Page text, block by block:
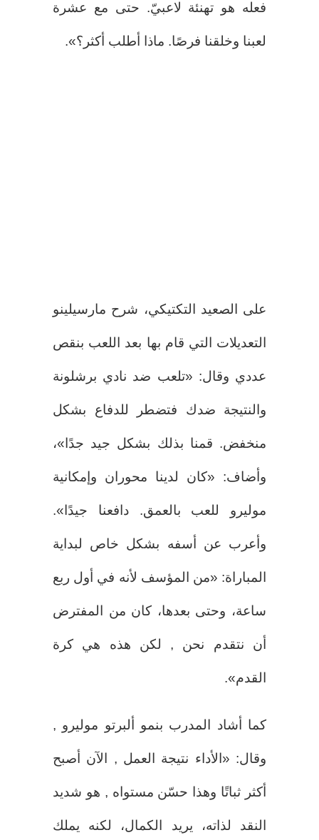
فعله هو تهنئة لاعبيّ. حتى مع عشرة
لعبنا وخلقنا فرصًا. ماذا أطلب أكثر؟».
على الصعيد التكتيكي، شرح مارسيلينو
التعديلات التي قام بها بعد اللعب بنقص
عددي وقال: «تلعب ضد نادي برشلونة
والنتيجة ضدك فتضطر للدفاع بشكل
منخفض. قمنا بذلك بشكل جيد جدًا»،
وأضاف: «كان لدينا محوران وإمكانية
موليرو للعب بالعمق. دافعنا جيدًا».
وأعرب عن أسفه بشكل خاص لبداية
المباراة: «من المؤسف لأنه في أول ربع
ساعة، وحتى بعدها، كان من المفترض
أن نتقدم نحن , لكن هذه هي كرة
القدم».
كما أشاد المدرب بنمو ألبرتو موليرو ,
وقال: «الأداء نتيجة العمل , الآن أصبح
أكثر ثباتًا وهذا حسّن مستواه , هو شديد
النقد لذاته، يريد الكمال، لكنه يملك